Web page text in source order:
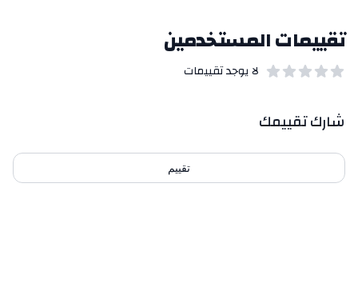
تقييمات المستخدمين
لا يوجد تقييمات
شارك تقييمك
تقييم